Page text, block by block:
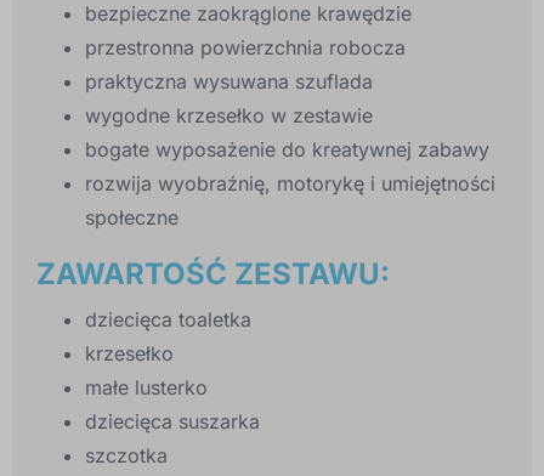
bezpieczne zaokrąglone krawędzie
przestronna powierzchnia robocza
praktyczna wysuwana szuflada
wygodne krzesełko w zestawie
bogate wyposażenie do kreatywnej zabawy
rozwija wyobraźnię, motorykę i umiejętności
społeczne
ZAWARTOŚĆ ZESTAWU:
dziecięca toaletka
krzesełko
małe lusterko
dziecięca suszarka
szczotka